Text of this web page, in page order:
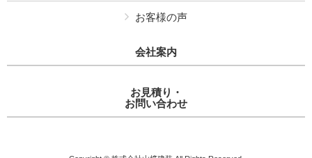
お客様の声
会社案内
お見積り・
お問い合わせ